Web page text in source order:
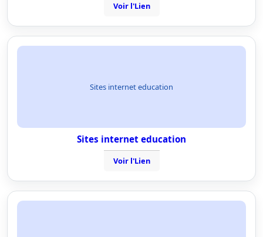
Voir l'Lien
Sites internet education
Sites internet education
Voir l'Lien